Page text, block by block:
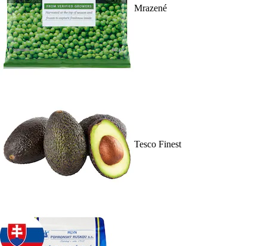
Mrazené
Tesco Finest